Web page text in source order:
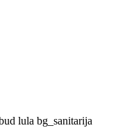
bg_sanitarija